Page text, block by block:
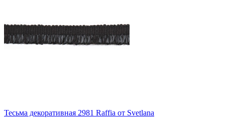
Тесьма декоративная 2981 Raffia от Svetlana